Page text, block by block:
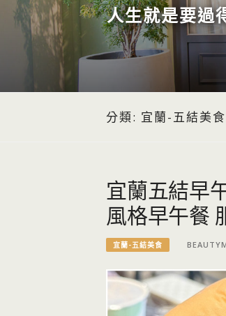
人生就是要過
分類: 宜蘭-五結美食
宜蘭五結早
風格早午餐
宜蘭-五結美食